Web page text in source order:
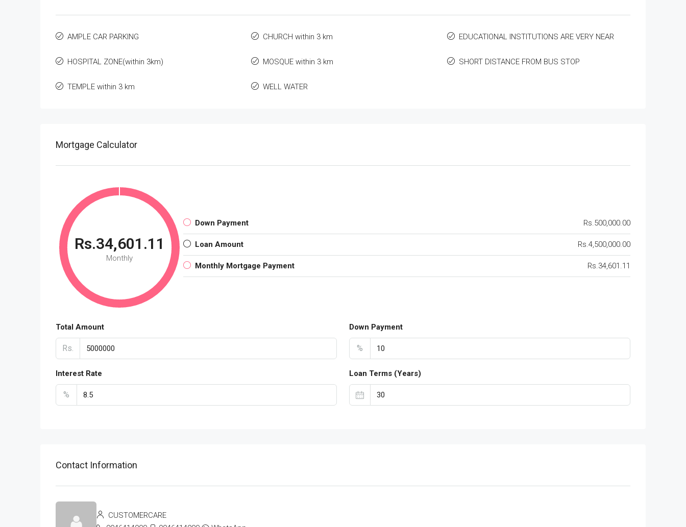
AMPLE CAR PARKING CHURCH within 3 km EDUCATIONAL INSTITUTIONS ARE VERY NEAR
HOSPITAL ZONE(within 3km) MOSQUE within 3 km SHORT DISTANCE FROM BUS STOP
TEMPLE within 3 km WELL WATER
Mortgage Calculator
Rs.34,601.11
Monthly
Down Payment Rs.500,000.00
Loan Amount Rs.4,500,000.00
Monthly Mortgage Payment Rs.34,601.11
Total Amount
Rs.
Down Payment
%
Interest Rate
%
Loan Terms (Years)
Contact Information
CUSTOMERCARE